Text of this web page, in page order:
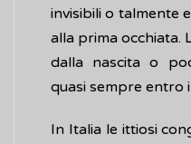
invisibili o talmente
alla prima occhiata.
dalla nascita o
quasi sempre entro
In Italia le ittiosi